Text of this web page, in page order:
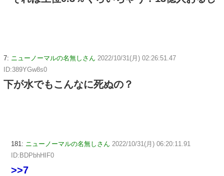
7: ニューノーマルの名無しさん 2022/10/31(月) 02:26:51.47
ID:389YGw8s0
下が水でもこんなに死ぬの？
181: ニューノーマルの名無しさん 2022/10/31(月) 06:20:11.91
ID:BDPbhHIF0
>>7